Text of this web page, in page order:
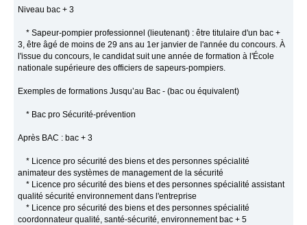
Niveau bac + 3
* Sapeur-pompier professionnel (lieutenant) : être titulaire d'un bac +
3, être âgé de moins de 29 ans au 1er janvier de l'année du concours. À
l'issue du concours, le candidat suit une année de formation à l'École
nationale supérieure des officiers de sapeurs-pompiers.
Exemples de formations Jusqu’au Bac - (bac ou équivalent)
* Bac pro Sécurité-prévention
Après BAC : bac + 3
* Licence pro sécurité des biens et des personnes spécialité
animateur des systèmes de management de la sécurité
* Licence pro sécurité des biens et des personnes spécialité assistant
qualité sécurité environnement dans l'entreprise
* Licence pro sécurité des biens et des personnes spécialité
coordonnateur qualité, santé-sécurité, environnement bac + 5